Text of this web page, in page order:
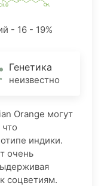
- 16 - 19%
Генетика
неизвестно
Orange могут
индики.
очень
соцветиям.